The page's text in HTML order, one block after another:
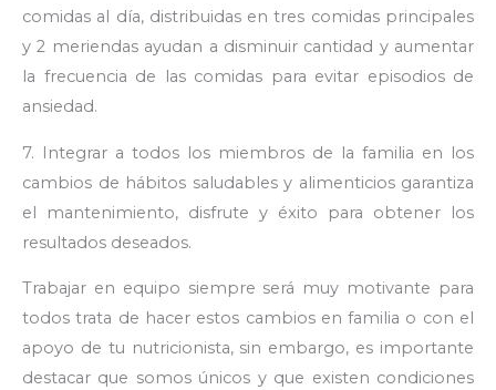
comidas al día, distribuidas en tres comidas principales
y 2 meriendas ayudan a disminuir cantidad y aumentar
la frecuencia de las comidas para evitar episodios de
ansiedad.
7. Integrar a todos los miembros de la familia en los
cambios de hábitos saludables y alimenticios garantiza
el mantenimiento, disfrute y éxito para obtener los
resultados deseados.
Trabajar en equipo siempre será muy motivante para
todos trata de hacer estos cambios en familia o con el
apoyo de tu nutricionista, sin embargo, es importante
destacar que somos únicos y que existen condiciones